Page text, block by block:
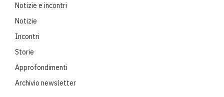
Notizie e incontri
Notizie
Incontri
Storie
Approfondimenti
Archivio newsletter